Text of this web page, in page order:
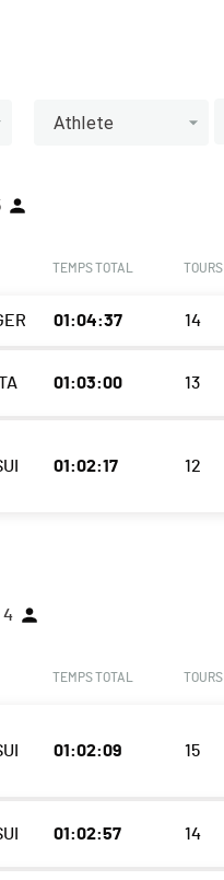
Athlete
TEMPS TOTAL TOURS
01:04:37 14
01:03:00 13
01:02:17 12
4
TEMPS TOTAL TOURS
01:02:09 15
01:02:57 14